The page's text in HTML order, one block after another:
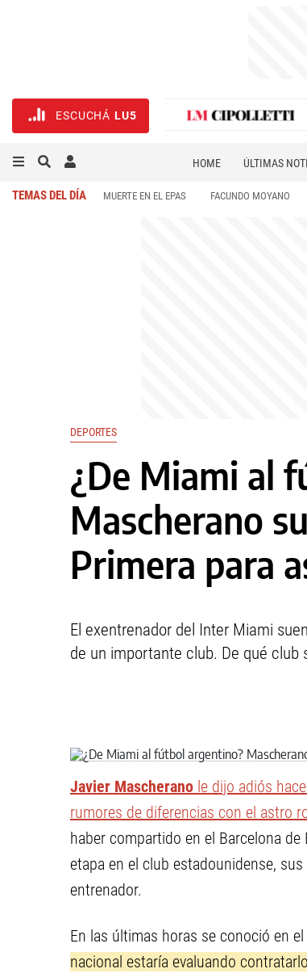
ESCUCHÁ LU5
HOME ÚLTIMAS
TEMAS DEL DÍA MUERTE EN EL EPAS FACUNDO MOYANO
DEPORTES
¿De Miami al
Mascherano
Primera para
El exentrenador del Inter Miami
de un importante club. De qué club
Javier Mascherano le dijo adiós
rumores de diferencias con el astro
haber compartido en el Barcelona
etapa en el club estadounidense,
entrenador.
En las últimas horas se conoció en
nacional estaría evaluando contratarlo